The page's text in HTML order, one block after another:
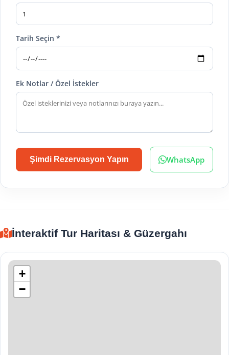
Tarih Seçin *
Ek Notlar / Özel İstekler
Şimdi Rezervasyon Yapın WhatsApp
İnteraktif Tur Haritası & Güzergahı
+
−